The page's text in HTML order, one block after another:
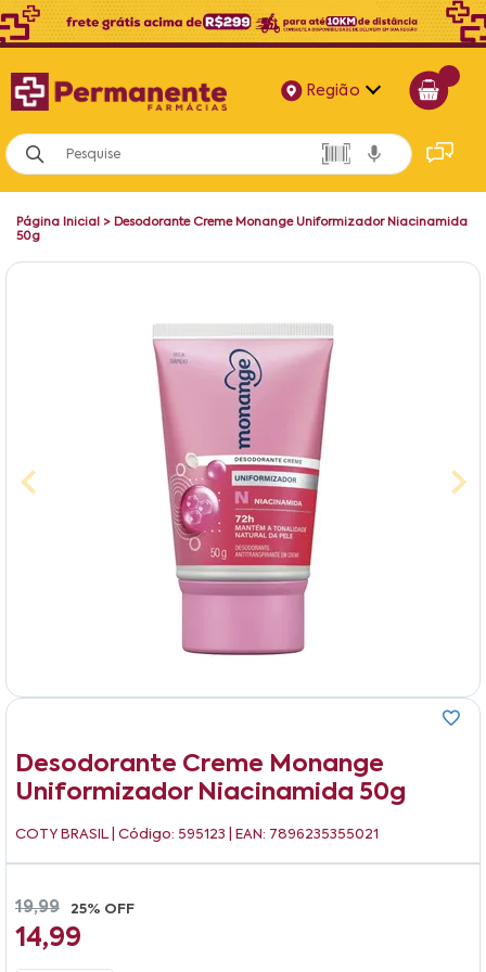
Região
Alagoas
Bahia
Página Inicial > Desodorante Creme Monange Uniformizador Niacinamida
50g
Desodorante Creme Monange
Uniformizador Niacinamida 50g
COTY BRASIL | Código: 595123 | EAN: 7896235355021
19,99 25% OFF
14,99